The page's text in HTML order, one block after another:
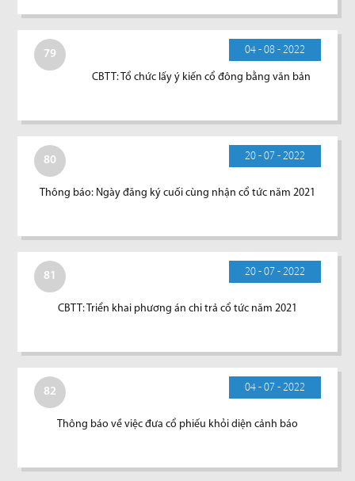
79 04 - 08 - 2022
CBTT: Tổ chức lấy ý kiến cổ đông bằng văn bản
80 20 - 07 - 2022
Thông báo: Ngày đăng ký cuối cùng nhận cổ tức năm 2021
81 20 - 07 - 2022
CBTT: Triển khai phương án chi trả cổ tức năm 2021
82 04 - 07 - 2022
Thông báo về việc đưa cổ phiếu khỏi diện cảnh báo